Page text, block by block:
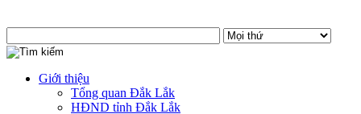
Giới thiệu
Tổng quan Đắk Lắk
HĐND tỉnh Đắk Lắk